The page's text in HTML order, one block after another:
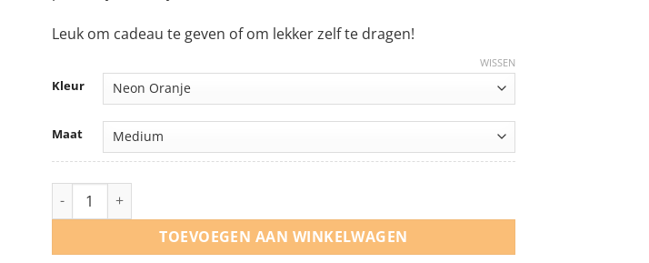
Leuk om cadeau te geven of om lekker zelf te dragen!
Kleur
Maat
WISSEN
Veiligheidshesje - Neon Oranje aantal
TOEVOEGEN AAN WINKELWAGEN